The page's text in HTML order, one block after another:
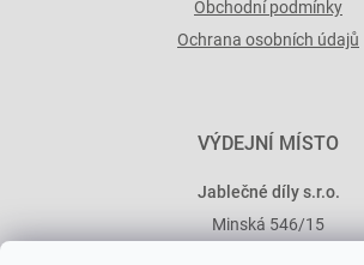
Obchodní podmínky
Ochrana osobních údajů
VÝDEJNÍ MÍSTO
Jablečné díly s.r.o.
Minská 546/15